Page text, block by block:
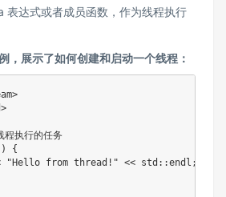
表达式或者成员函数，作为线程执行
，展示了如何创建和启动一个线程：
执行的任务
{
from thread!" << std::endl;